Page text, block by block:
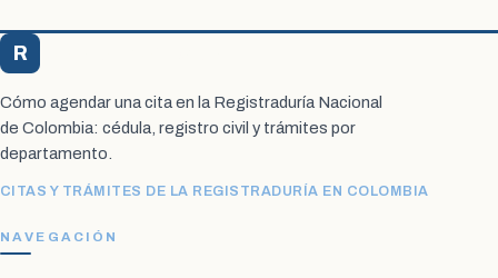
R
Cómo agendar una cita en la Registraduría Nacional
de Colombia: cédula, registro civil y trámites por
departamento.
CITAS Y TRÁMITES DE LA REGISTRADURÍA EN COLOMBIA
NAVEGACIÓN